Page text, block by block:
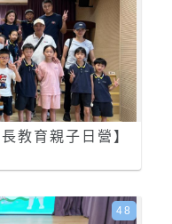
教育親子日營】
48